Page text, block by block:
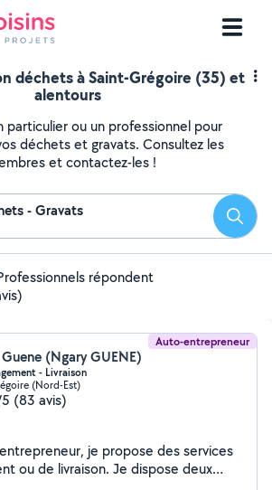
déchets à Saint-Grégoire (35) et
alentours
particulier ou un professionnel pour
déchets et gravats. Consultez les
et contactez-les !
- Gravats
répondent
Auto-entrepreneur
(Ngary GUENE)
- Livraison
(Nord-Est)
(83 avis)
je propose des services
Je dispose deux